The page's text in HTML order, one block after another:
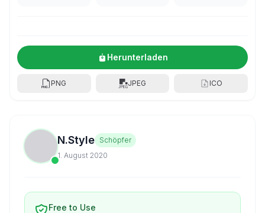
Herunterladen
PNG JPEG ICO
N.Style Schöpfer
1. August 2020
Free to Use